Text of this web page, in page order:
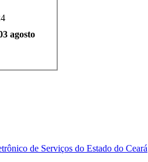
agosto
de Serviços do Estado do Ceará